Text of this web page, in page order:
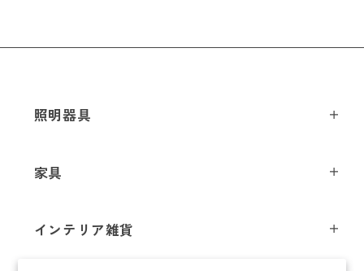
照明器具
シーリングライト
テーブルライト
家具
チェア
インテリア雑貨